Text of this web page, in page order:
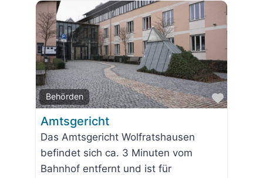
Behörden
Favorit
Amtsgericht
Das Amtsgericht Wolfratshausen
befindet sich ca. 3 Minuten vom
Bahnhof entfernt und ist für